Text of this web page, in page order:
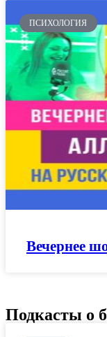
ПСИХОЛОГИЯ
Вечернее
Подкасты о